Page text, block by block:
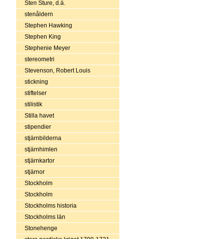
Sten Sture, d.ä.
stenåldern
Stephen Hawking
Stephen King
Stephenie Meyer
stereometri
Stevenson, Robert Louis
stickning
stiftelser
stilistik
Stilla havet
stipendier
stjärnbilderna
stjärnhimlen
stjärnkartor
stjärnor
Stockholm
Stockholm
Stockholms historia
Stockholms län
Stonehenge